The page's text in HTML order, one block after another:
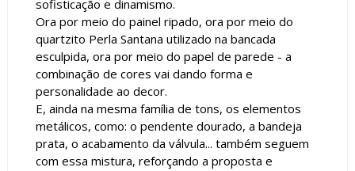
sofisticação e dinamismo.
Ora por meio do painel ripado, ora por meio do
quartzito Perla Santana utilizado na bancada
esculpida, ora por meio do papel de parede - a
combinação de cores vai dando forma e
personalidade ao decor.
E, ainda na mesma família de tons, os elementos
metálicos, como: o pendente dourado, a bandeja
prata, o acabamento da válvula... também seguem
com essa mistura, reforçando a proposta e